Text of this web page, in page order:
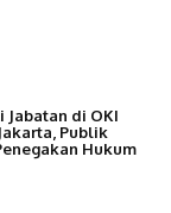
Jabatan di OKI
Publik
Hukum